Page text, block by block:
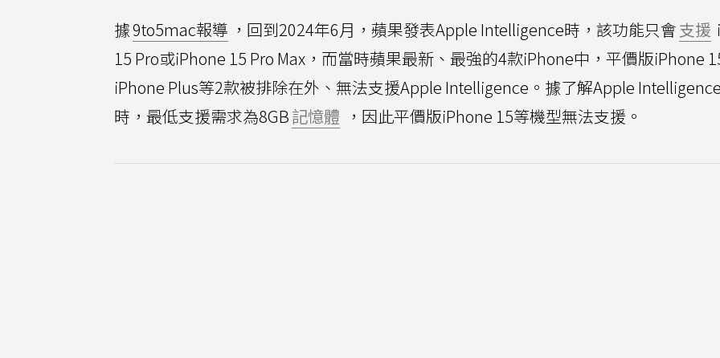
據9to5mac報導 ，回到2024年6月，蘋果發表Apple Intelligence時，該功能只會支援
15 Pro或iPhone 15 Pro Max，而當時蘋果最新、最強的4款iPhone中，平價版iPhone
iPhone Plus等2款被排除在外、無法支援Apple Intelligence。據了解Apple
時，最低支援需求為8GB記憶體 ，因此平價版iPhone 15等機型無法支援。